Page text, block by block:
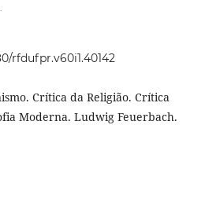
rfdufpr.v60i1.40142
Crítica da Religião. Crítica
Moderna. Ludwig Feuerbach.